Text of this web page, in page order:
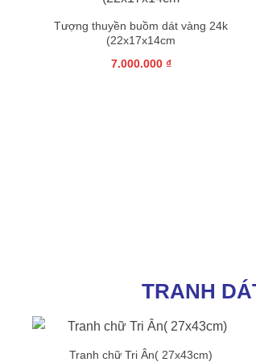
Tượng thuyền buồm dát vàng 24k
(22x17x14cm
7.000.000 ₫
TRANH
Tranh chữ Tri Ân( 27x43cm)